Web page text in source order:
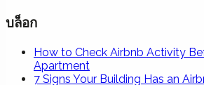
บล็อก
How to Check Airbnb Activity
Apartment
7 Signs Your Building Has an